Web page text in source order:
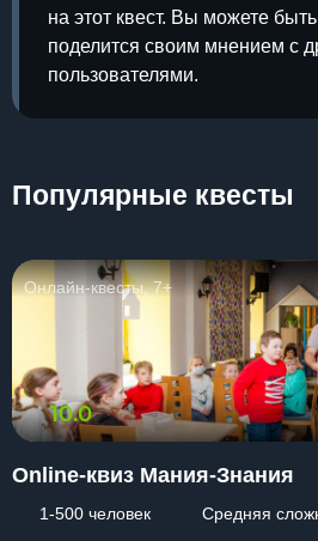
на этот квест. Вы можете
поделится своим мнением с
пользователями.
Популярные квесты
Онлайн-квесты, 7+
10.0
Online-квиз Мания-Знания
1-500 человек Средняя